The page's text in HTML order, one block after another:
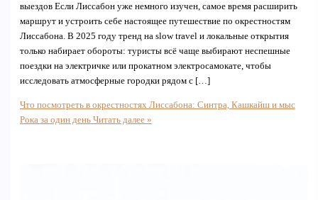
выездов Если Лиссабон уже немного изучен, самое время расширить
маршрут и устроить себе настоящее путешествие по окрестностям
Лиссабона. В 2025 году тренд на slow travel и локальные открытия
только набирает обороты: туристы всё чаще выбирают неспешные
поездки на электричке или прокатном электросамокате, чтобы
исследовать атмосферные городки рядом с […]
Что посмотреть в окрестностях Лиссабона: Синтра, Кашкайш и мыс
Рока за один деньЧитать далее »